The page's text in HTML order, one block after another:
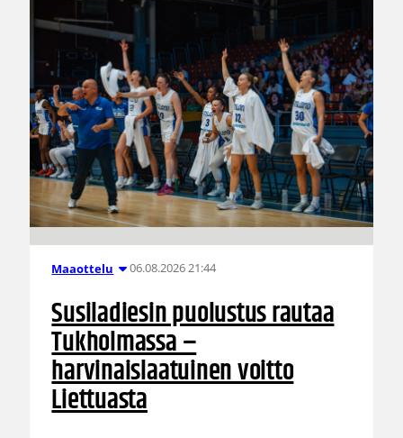
Maaottelu 06.08.2026 21:44
Susiladiesin puolustus rautaa
Tukholmassa –
harvinaislaatuinen voitto
Liettuasta